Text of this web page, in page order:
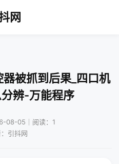
网
被抓到后果_四口机
辨-万能程序
08-05｜阅读：1
引抖网